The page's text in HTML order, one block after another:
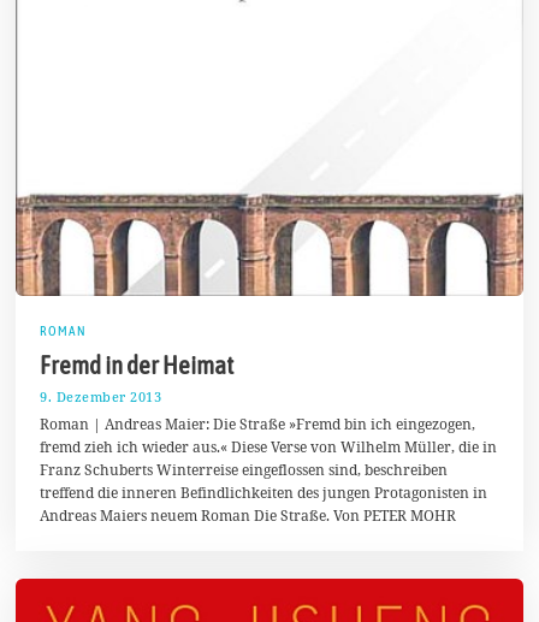
ROMAN
Fremd in der Heimat
9. Dezember 2013
0
.
D
e
z
m
r
Roman | Andreas Maier: Die Straße »Fremd bin ich eingezogen,
fremd zieh ich wieder aus.« Diese Verse von Wilhelm Müller, die in
Franz Schuberts Winterreise eingeflossen sind, beschreiben
treffend die inneren Befindlichkeiten des jungen Protagonisten in
Andreas Maiers neuem Roman Die Straße. Von PETER MOHR